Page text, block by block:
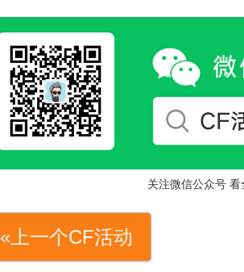
关注微信公众号
«上一个CF活动